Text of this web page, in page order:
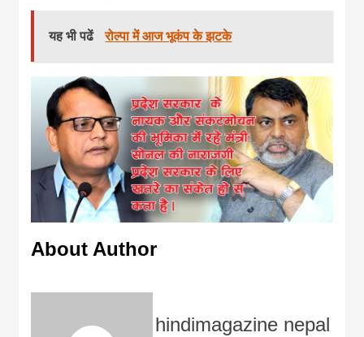
यह भी पढें रोल्पा में आज भूकंप के झटके
About Author
hindimagazine nepal